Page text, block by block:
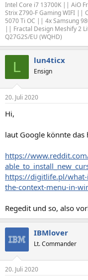
Intel Core i7 13700K || AiO
Strix Z790-F Gaming WIFI ||
5070 Ti OC || 4x Samsung
|| Fractal Design Meshify 2
Q27G2S/EU (WQHD)
L lun4ticx
Ensign
20. Juli 2020
Hi,
laut Google könnte das
https://
https://digitlife.pl/
the-context-menu-in-
Regedit und so, also
IBMlover
Lt. Commander
20. Juli 2020